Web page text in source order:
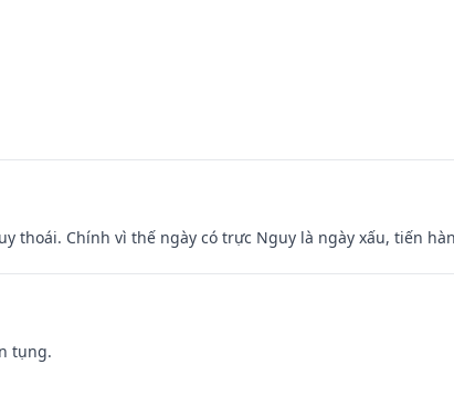
thoái. Chính vì thế ngày có trực Nguy là ngày xấu, tiến
tụng.